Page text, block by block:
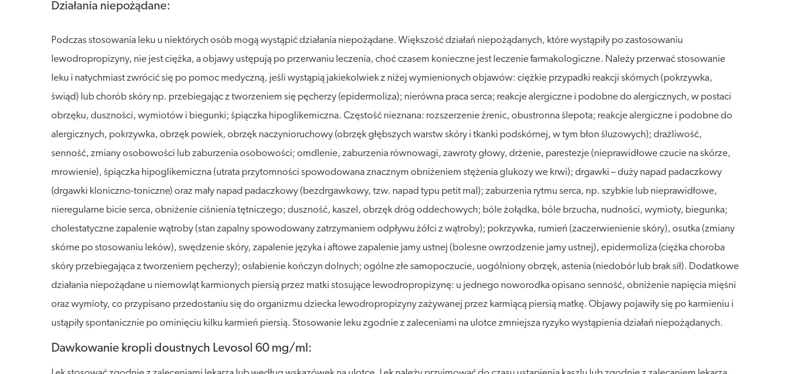
Działania niepożądane:
Podczas stosowania leku u niektórych osób mogą wystąpić działania niepożądane. Większość działań niepożądanych, które wystąpiły po zastosowaniu
lewodropropizyny, nie jest ciężka, a objawy ustępują po przerwaniu leczenia, choć czasem konieczne jest leczenie farmakologiczne. Należy przerwać stosowanie
leku i natychmiast zwrócić się po pomoc medyczną, jeśli wystąpią jakiekolwiek z niżej wymienionych objawów: ciężkie przypadki reakcji skórnych (pokrzywka,
świąd) lub chorób skóry np. przebiegając z tworzeniem się pęcherzy (epidermoliza); nierówna praca serca; reakcje alergiczne i podobne do alergicznych, w postaci
obrzęku, duszności, wymiotów i biegunki; śpiączka hipoglikemiczna. Częstość nieznana: rozszerzenie źrenic, obustronna ślepota; reakcje alergiczne i podobne do
alergicznych, pokrzywka, obrzęk powiek, obrzęk naczynioruchowy (obrzęk głębszych warstw skóry i tkanki podskórnej, w tym błon śluzowych); drażliwość,
senność, zmiany osobowości lub zaburzenia osobowości; omdlenie, zaburzenia równowagi, zawroty głowy, drżenie, parestezje (nieprawidłowe czucie na skórze,
mrowienie), śpiączka hipoglikemiczna (utrata przytomności spowodowana znacznym obniżeniem stężenia glukozy we krwi); drgawki – duży napad padaczkowy
(drgawki kloniczno-toniczne) oraz mały napad padaczkowy (bezdrgawkowy, tzw. napad typu petit mal); zaburzenia rytmu serca, np. szybkie lub nieprawidłowe,
nieregularne bicie serca, obniżenie ciśnienia tętniczego; duszność, kaszel, obrzęk dróg oddechowych; bóle żołądka, bóle brzucha, nudności, wymioty, biegunka;
cholestatyczne zapalenie wątroby (stan zapalny spowodowany zatrzymaniem odpływu żółci z wątroby); pokrzywka, rumień (zaczerwienienie skóry), osutka (zmiany
skórne po stosowaniu leków), swędzenie skóry, zapalenie języka i aftowe zapalenie jamy ustnej (bolesne owrzodzenie jamy ustnej), epidermoliza (ciężka choroba
skóry przebiegająca z tworzeniem pęcherzy); osłabienie kończyn dolnych; ogólne złe samopoczucie, uogólniony obrzęk, astenia (niedobór lub brak sił). Dodatkowe
działania niepożądane u niemowląt karmionych piersią przez matki stosujące lewodropropizynę: u jednego noworodka opisano senność, obniżenie napięcia mięśni
oraz wymioty, co przypisano przedostaniu się do organizmu dziecka lewodropropizyny zażywanej przez karmiącą piersią matkę. Objawy pojawiły się po karmieniu i
ustąpiły spontanicznie po ominięciu kilku karmień piersią. Stosowanie leku zgodnie z zaleceniami na ulotce zmniejsza ryzyko wystąpienia działań niepożądanych.
Dawkowanie kropli doustnych Levosol 60 mg/ml: